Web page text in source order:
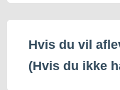
Hvis du vil
(Hvis du ikke